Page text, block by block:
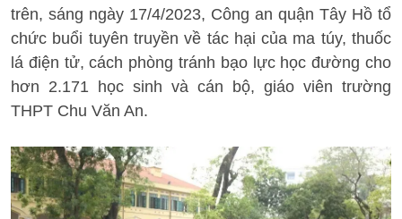
trên, sáng ngày 17/4/2023, Công an quận Tây Hồ tổ
chức buổi tuyên truyền về tác hại của ma túy, thuốc
lá điện tử, cách phòng tránh bạo lực học đường cho
hơn 2.171 học sinh và cán bộ, giáo viên trường
THPT Chu Văn An.